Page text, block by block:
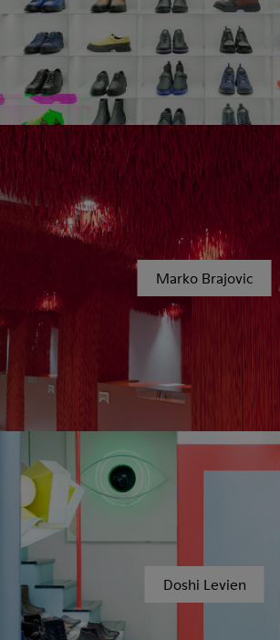
Marko Brajovic
Doshi Levien